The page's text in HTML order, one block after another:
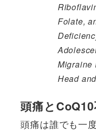
Folate,
Migraine
Head
頭痛と
頭痛は誰でも一